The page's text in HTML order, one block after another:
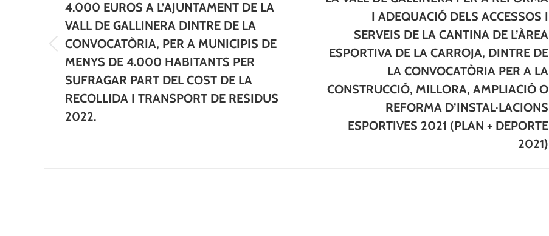
Previous
post:
4.000 EUROS A L’AJUNTAMENT DE LA
VALL DE GALLINERA DINTRE DE LA
CONVOCATÒRIA, PER A MUNICIPIS DE
MENYS DE 4.000 HABITANTS PER
SUFRAGAR PART DEL COST DE LA
RECOLLIDA I TRANSPORT DE RESIDUS
2022.
Next
I ADEQUACIÓ DELS ACCESSOS I
SERVEIS DE LA CANTINA DE L’ÀREA
ESPORTIVA DE LA CARROJA, DINTRE DE
LA CONVOCATÒRIA PER A LA
CONSTRUCCIÓ, MILLORA, AMPLIACIÓ O
REFORMA D’INSTAL·LACIONS
ESPORTIVES 2021 (PLAN + DEPORTE
2021)